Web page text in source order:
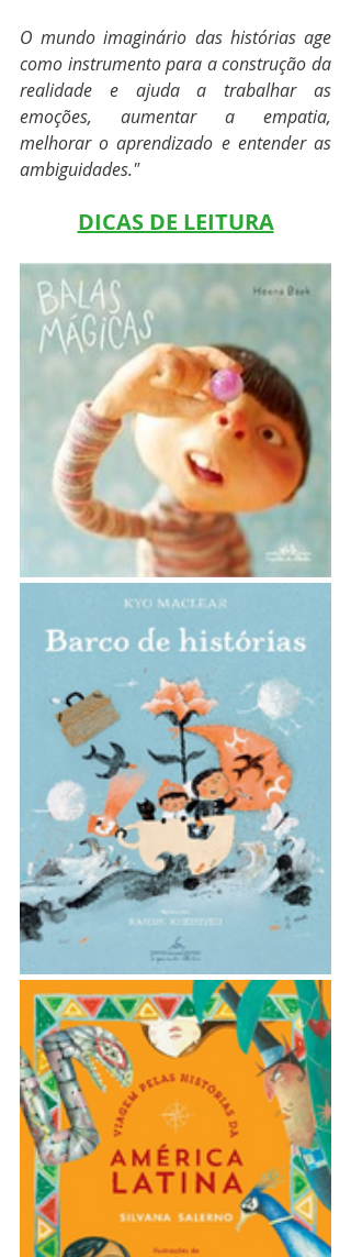
O mundo imaginário das histórias age
como instrumento para a construção da
realidade e ajuda a trabalhar as
emoções, aumentar a empatia,
melhorar o aprendizado e entender as
ambiguidades."
DICAS DE LEITURA